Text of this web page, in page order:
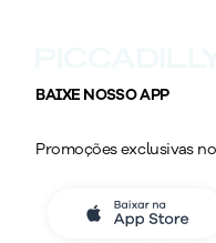
BAIXE NOSSO APP
Promoções exclusivas